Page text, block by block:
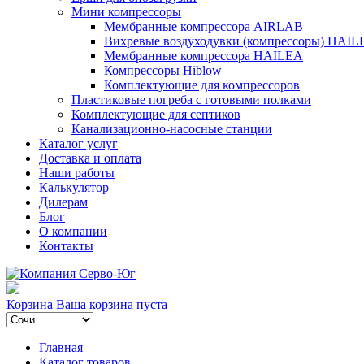
Мини компрессоры
Мембранные компрессора AIRLAB
Вихревые воздуходувки (компрессоры)
Мембранные компрессора HAILEA
Компрессоры Hiblow
Комплектующие для компрессоров
Пластиковые погреба с готовыми полками
Комплектующие для септиков
Канализационно-насосные станции
Каталог услуг
Доставка и оплата
Наши работы
Калькулятор
Дилерам
Блог
О компании
Контакты
Корзина Ваша корзина пуста
Главная